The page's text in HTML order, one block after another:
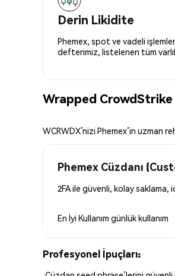
Derin Likidite
Phemex, spot ve vadeli
defterimiz, listelenen tüm
Wrapped CrowdStrike
WCRWDX’nizi Phemex’in uzman
Phemex Cüzdanı
2FA ile güvenli, kolay saklama,
En İyi Kullanım günlük kullanım
Profesyonel İpuçları: